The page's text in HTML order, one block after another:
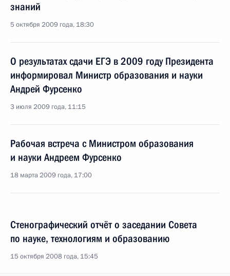
знаний
5 октября 2009 года, 18:30
О результатах сдачи ЕГЭ в 2009 году Президента
информировал Министр образования и науки
Андрей Фурсенко
3 июля 2009 года, 11:15
Рабочая встреча с Министром образования
и науки Андреем Фурсенко
18 марта 2009 года, 17:00
Стенографический отчёт о заседании Совета
по науке, технологиям и образованию
15 октября 2008 года, 15:45